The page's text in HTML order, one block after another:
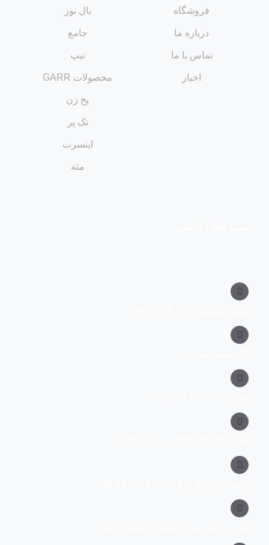
فروشگاه
درباره ما
تماس با ما
اخبار
بال نوز
جامع
تیپ
محصولات GARR
پخ زن
تک پر
اینسرت
مته